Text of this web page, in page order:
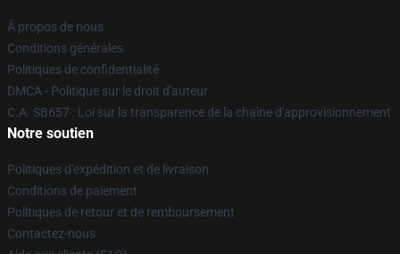
À propos de nous
Conditions générales
Politiques de confidentialité
DMCA - Politique sur le droit d'auteur
C.A. SB657 : Loi sur la transparence de la chaîne d'approvisionnement
Notre soutien
Politiques d'expédition et de livraison
Conditions de paiement
Politiques de retour et de remboursement
Contactez-nous